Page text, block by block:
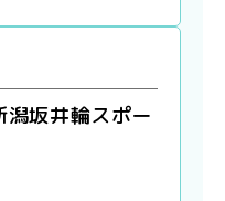
坂井輪スポー